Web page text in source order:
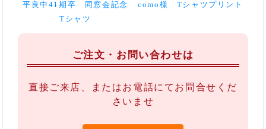
平良中41期卒 同窓会記念
Tシャツ
como様 Tシャツプリント
ご注文・お問い合わせは
直接ご来店、またはお電話にてお問合せくだ
さいませ